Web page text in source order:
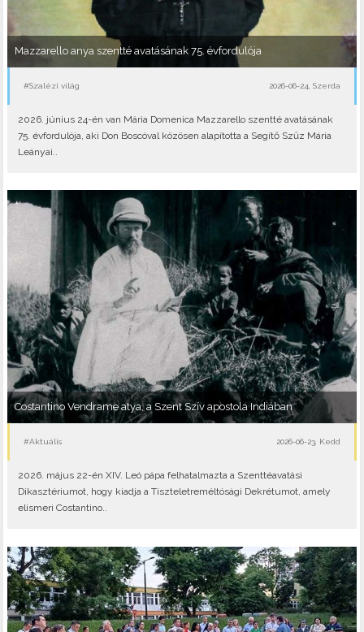
Mazzarello anya szentté avatásának 75. évfordulója
#Szalézi világ 2026-06-24, Szerda
2026. június 24-én van Mária Domenica Mazzarello szentté avatásának
75. évfordulója, aki Don Boscóval közösen alapította a Segítő Szűz Mária
Leányai..
Costantino Vendrame atya, a Szent Szív apostola Indiában
#Aktuális 2026-06-23, Kedd
2026. május 22-én XIV. Leó pápa felhatalmazta a Szenttéavatási
Dikasztériumot, hogy kiadja a Tiszteletreméltósági Dekrétumot, amely
elismeri Costantino..